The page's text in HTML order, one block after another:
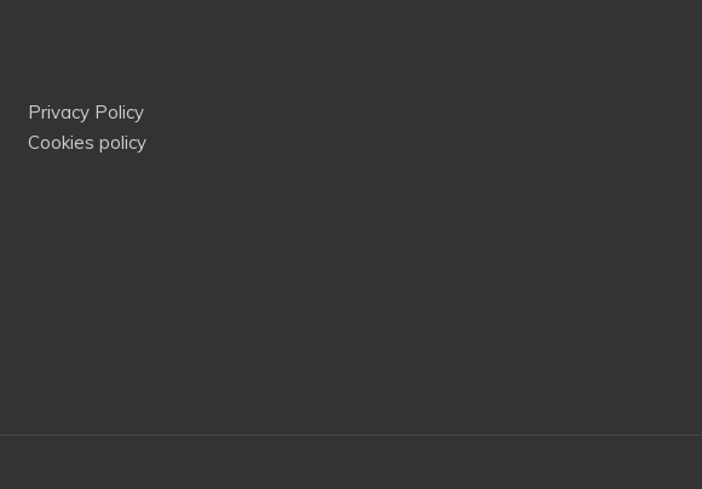
Privacy Policy
Cookies policy